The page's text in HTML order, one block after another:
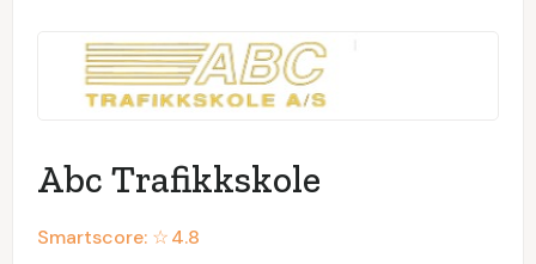
Abc Trafikkskole
Smartscore: ☆4.8